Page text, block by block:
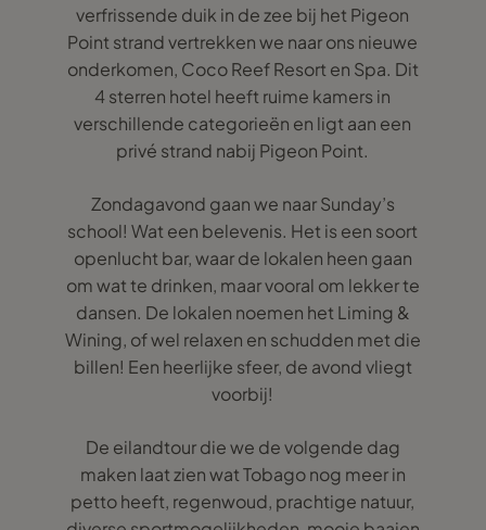
verfrissende duik in de zee bij het Pigeon
Point strand vertrekken we naar ons nieuwe
onderkomen, Coco Reef Resort en Spa. Dit
4 sterren hotel heeft ruime kamers in
verschillende categorieën en ligt aan een
privé strand nabij Pigeon Point.
Zondagavond gaan we naar Sunday’s
school! Wat een belevenis. Het is een soort
openlucht bar, waar de lokalen heen gaan
om wat te drinken, maar vooral om lekker te
dansen. De lokalen noemen het Liming &
Wining, of wel relaxen en schudden met die
billen! Een heerlijke sfeer, de avond vliegt
voorbij!
De eilandtour die we de volgende dag
maken laat zien wat Tobago nog meer in
petto heeft, regenwoud, prachtige natuur,